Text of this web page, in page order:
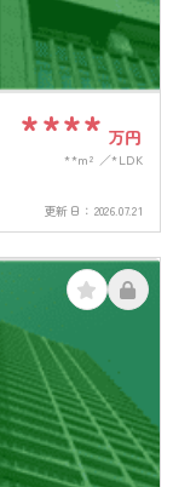
**** 万円
**m² *LDK
更新日： 2026.07.21